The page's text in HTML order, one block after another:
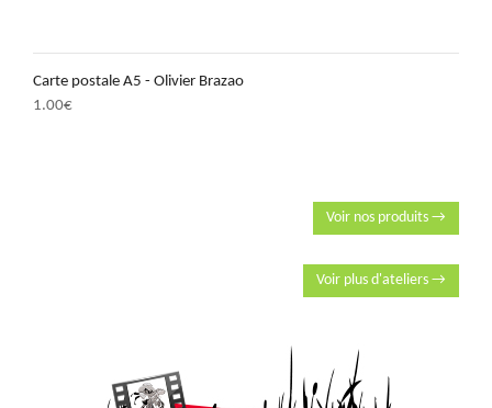
Carte postale A5 - Olivier Brazao
1.00€
Voir nos produits →
Voir plus d'ateliers →